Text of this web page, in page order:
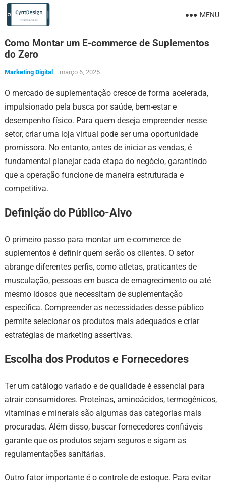
MENU
Como Montar um E-commerce de Suplementos
do Zero
Marketing Digital março 6, 2025
O mercado de suplementação cresce de forma acelerada,
impulsionado pela busca por saúde, bem-estar e
desempenho físico. Para quem deseja empreender nesse
setor, criar uma loja virtual pode ser uma oportunidade
promissora. No entanto, antes de iniciar as vendas, é
fundamental planejar cada etapa do negócio, garantindo
que a operação funcione de maneira estruturada e
competitiva.
Definição do Público-Alvo
O primeiro passo para montar um e-commerce de
suplementos é definir quem serão os clientes. O setor
abrange diferentes perfis, como atletas, praticantes de
musculação, pessoas em busca de emagrecimento ou até
mesmo idosos que necessitam de suplementação
específica. Compreender as necessidades desse público
permite selecionar os produtos mais adequados e criar
estratégias de marketing assertivas.
Escolha dos Produtos e Fornecedores
Ter um catálogo variado e de qualidade é essencial para
atrair consumidores. Proteínas, aminoácidos, termogênicos,
vitaminas e minerais são algumas das categorias mais
procuradas. Além disso, buscar fornecedores confiáveis
garante que os produtos sejam seguros e sigam as
regulamentações sanitárias.
Outro fator importante é o controle de estoque. Para evitar